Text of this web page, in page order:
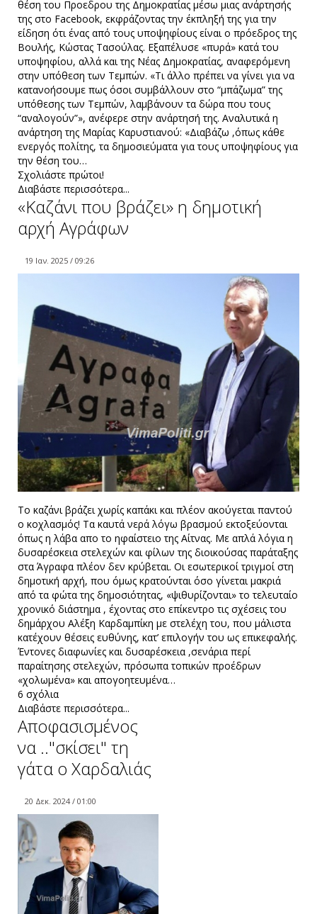
θέση του Προεδρου της Δημοκρατίας μέσω μιας ανάρτησής
της στο Facebook, εκφράζοντας την έκπληξή της για την
είδηση ότι ένας από τους υποψηφίους είναι ο πρόεδρος της
Βουλής, Κώστας Τασούλας. Εξαπέλυσε «πυρά» κατά του
υποψηφίου, αλλά και της Νέας Δημοκρατίας, αναφερόμενη
στην υπόθεση των Τεμπών. «Τι άλλο πρέπει να γίνει για να
κατανοήσουμε πως όσοι συμβάλλουν στο “μπάζωμα” της
υπόθεσης των Τεμπών, λαμβάνουν τα δώρα που τους
“αναλογούν”», ανέφερε στην ανάρτησή της. Αναλυτικά η
ανάρτηση της Μαρίας Καρυστιανού: «Διαβάζω ,όπως κάθε
ενεργός πολίτης, τα δημοσιεύματα για τους υποψηφίους για
την θέση του…
Σχολιάστε πρώτοι!
Διαβάστε περισσότερα...
«Καζάνι που βράζει» η δημοτική
αρχή Αγράφων
19 Ιαν. 2025 / 09:26
Το καζάνι βράζει χωρίς καπάκι και πλέον ακούγεται παντού
ο κοχλασμός! Τα καυτά νερά λόγω βρασμού εκτοξεύονται
όπως η λάβα απο το ηφαίστειο της Αίτνας. Με απλά λόγια η
δυσαρέσκεια στελεχών και φίλων της διοικούσας παράταξης
στα Άγραφα πλέον δεν κρύβεται. Οι εσωτερικοί τριγμοί στη
δημοτική αρχή, που όμως κρατούνται όσο γίνεται μακριά
από τα φώτα της δημοσιότητας, «ψιθυρίζονται» το τελευταίο
χρονικό διάστημα , έχοντας στο επίκεντρο τις σχέσεις του
δημάρχου Αλέξη Καρδαμπίκη με στελέχη του, που μάλιστα
κατέχουν θέσεις ευθύνης, κατ’ επιλογήν του ως επικεφαλής.
Έντονες διαφωνίες και δυσαρέσκεια ,σενάρια περί
παραίτησης στελεχών, πρόσωπα τοπικών προέδρων
«χολωμένα» και απογοητευμένα…
6 σχόλια
Διαβάστε περισσότερα...
Αποφασισμένος
να .."σκίσει" τη
γάτα ο Χαρδαλιάς
20 Δεκ. 2024 / 01:00